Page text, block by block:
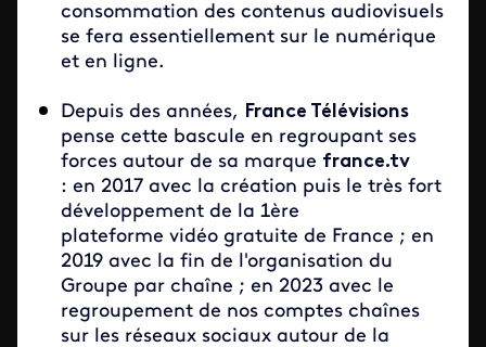
consommation des contenus audiovisuels
se fera essentiellement sur le numérique
et en ligne.
Depuis des années, France Télévisions
pense cette bascule en regroupant ses
forces autour de sa marque france.tv
: en 2017 avec la création puis le très fort
développement de la 1ère
plateforme vidéo gratuite de France ; en
2019 avec la fin de l'organisation du
Groupe par chaîne ; en 2023 avec le
regroupement de nos comptes chaînes
sur les réseaux sociaux autour de la